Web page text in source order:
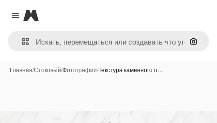
Close menu
Magnific
Поиск
Главная/Стоковый/Фотографии/Текстура каменного п…